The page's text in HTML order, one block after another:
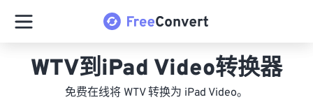
WTV到iPad Video转换器
免费在线将 WTV 转换为 iPad Video。